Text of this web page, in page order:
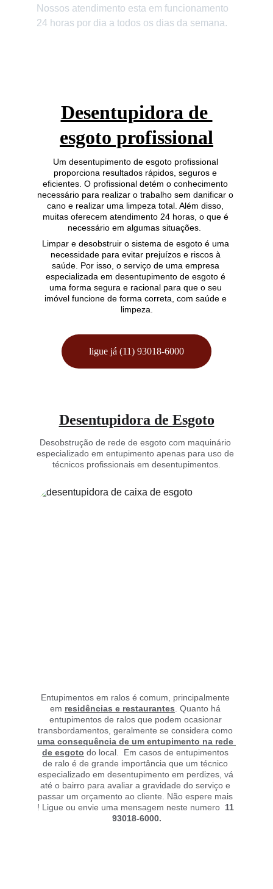
Nossos atendimento esta em funcionamento
24 horas por dia a todos os dias da semana.
Desentupidora de
esgoto profissional
Um desentupimento de esgoto profissional
proporciona resultados rápidos, seguros e
eficientes. O profissional detém o conhecimento
necessário para realizar o trabalho sem danificar o
cano e realizar uma limpeza total. Além disso,
muitas oferecem atendimento 24 horas, o que é
necessário em algumas situações.
Limpar e desobstruir o sistema de esgoto é uma
necessidade para evitar prejuízos e riscos à
saúde. Por isso, o serviço de uma empresa
especializada em desentupimento de esgoto é
uma forma segura e racional para que o seu
imóvel funcione de forma correta, com saúde e
limpeza.
ligue já (11) 93018-6000
Desentupidora de Esgoto
Desobstrução de rede de esgoto com maquinário
especializado em entupimento apenas para uso de
técnicos profissionais em desentupimentos.
Entupimentos em ralos é comum, principalmente
em residências e restaurantes . Quanto há
entupimentos de ralos que podem ocasionar
transbordamentos, geralmente se considera como
uma consequência de um entupimento na rede
de esgoto do local.  Em casos de entupimentos
de ralo é de grande importância que um técnico
especializado em desentupimento em perdizes, vá
até o bairro para avaliar a gravidade do serviço e
passar um orçamento ao cliente. Não espere mais
! Ligue ou envie uma mensagem neste numero 11
93018-6000.